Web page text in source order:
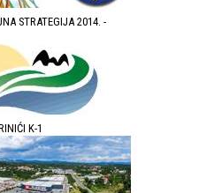
STRATEGIJA 2014. -
K-1